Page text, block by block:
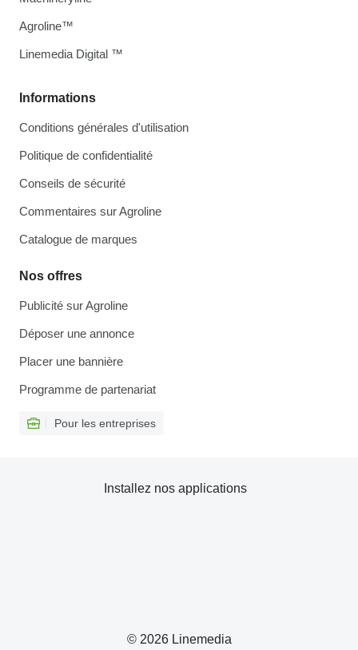
Informations
Conditions générales d'utilisation
Politique de confidentialité
Conseils de sécurité
Commentaires sur Agroline
Catalogue de marques
Nos offres
Publicité sur Agroline
Déposer une annonce
Placer une bannière
Programme de partenariat
Pour les entreprises
Agroline™
Linemedia Digital ™
© 2026 Linemedia
Installez nos applications